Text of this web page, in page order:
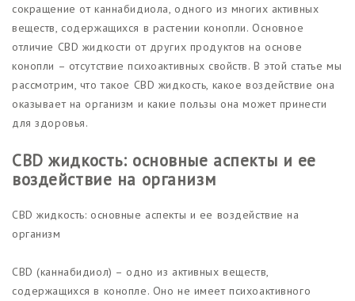
сокращение от каннабидиола, одного из многих активных
веществ, содержащихся в растении конопли. Основное
отличие CBD жидкости от других продуктов на основе
конопли – отсутствие психоактивных свойств. В этой статье мы
рассмотрим, что такое CBD жидкость, какое воздействие она
оказывает на организм и какие пользы она может принести
для здоровья.
CBD жидкость: основные аспекты и ее
воздействие на организм
CBD жидкость: основные аспекты и ее воздействие на
организм
CBD (каннабидиол) – одно из активных веществ,
содержащихся в конопле. Оно не имеет психоактивного